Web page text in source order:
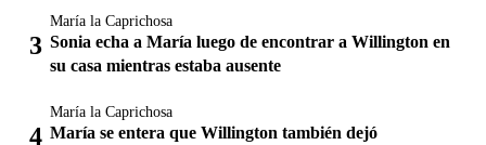
María la Caprichosa
Sonia echa a María luego de encontrar a Willington en
su casa mientras estaba ausente
María la Caprichosa
María se entera que Willington también dejó